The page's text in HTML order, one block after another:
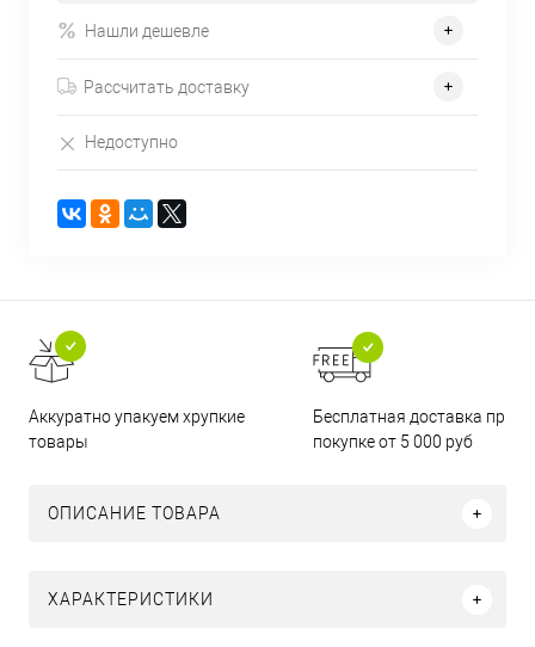
Нашли дешевле
Рассчитать доставку
Недоступно
Аккуратно упакуем хрупкие
товары
Бесплатная доставка при
покупке от 5 000 руб
ОПИСАНИЕ ТОВАРА
ХАРАКТЕРИСТИКИ